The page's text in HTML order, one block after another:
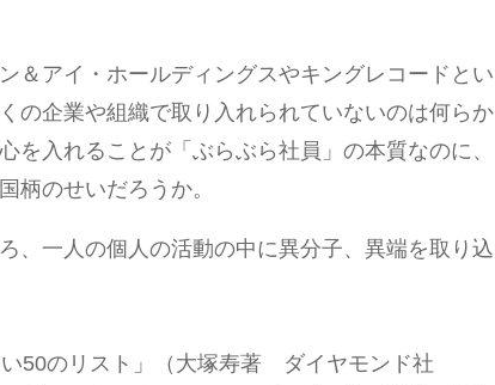
＆アイ・ホールディングスやキングレコードとい
の企業や組織で取り入れられていないのは何らか
入れることが「ぶらぶら社員」の本質なのに、
柄のせいだろうか。
、一人の個人の活動の中に異分子、異端を取り込
い50のリスト」（大塚寿著 ダイヤモンド社